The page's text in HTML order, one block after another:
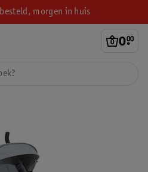
morgen in huis
0.
00